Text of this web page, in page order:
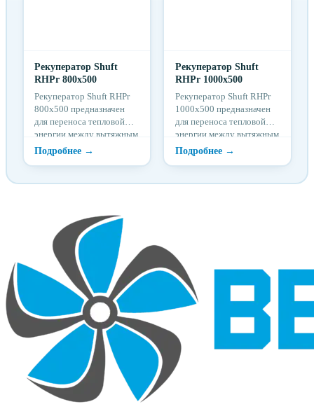
Рекуператор Shuft
RHPr 800x500
Рекуператор Shuft RHPr
800x500 предназначен
для переноса тепловой
энергии между вытяжным
и приточным каналами
систем вентиляции при
воздушных потоков.
Рекуператор Shuft
RHPr 1000x500
Рекуператор Shuft RHPr
1000x500 предназначен
для переноса тепловой
энергии между вытяжным
и приточным каналами
систем вентиляции при
воздушных потоков.